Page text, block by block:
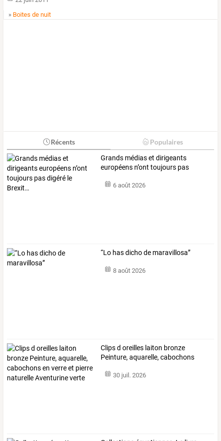
» Boites de nuit
Récents Populaires
Grands médiaset dirigeants
européens n’ont toujours pas
6 août 2026
“Lo has dicho de maravillosa”
8 août 2026
Clipsd oreilles laiton bronze
Peinture, aquarelle, cabochons
30 juil. 2026